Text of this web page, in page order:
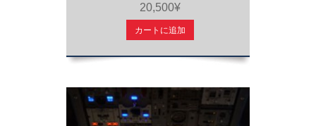
20,500¥
カートに追加